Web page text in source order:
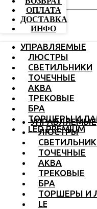
ОПЛАТА
ДОСТАВКА
ИНФО
УПРАВЛЯЕМЫЕ
ЛЮСТРЫ
СВЕТИЛЬНИКИ
ТОЧЕЧНЫЕ
АКВА
ТРЕКОВЫЕ
БРА
ТОРШЕРЫ И
LED PREMIUM
УПРАВЛЯЕМЫЕ
ЛЮСТРЫ
ТОЧЕЧНЫЕ
АКВА
ТРЕКОВЫЕ
БРА
ТОРШЕРЫ И
LED PREMIUM